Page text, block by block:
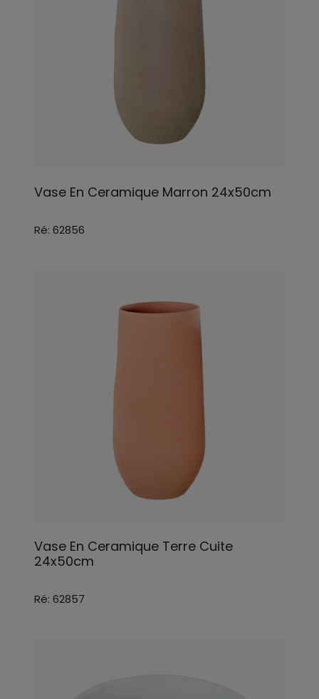
Vase En Ceramique Marron 24x50cm
Ré: 62856
Vase En Ceramique Terre Cuite
24x50cm
Ré: 62857